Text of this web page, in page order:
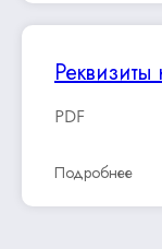
PDF
Подробнее